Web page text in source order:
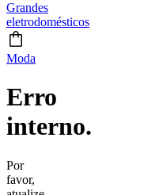
Grandes
eletrodomésticos
Moda
Erro
interno.
Por
favor,